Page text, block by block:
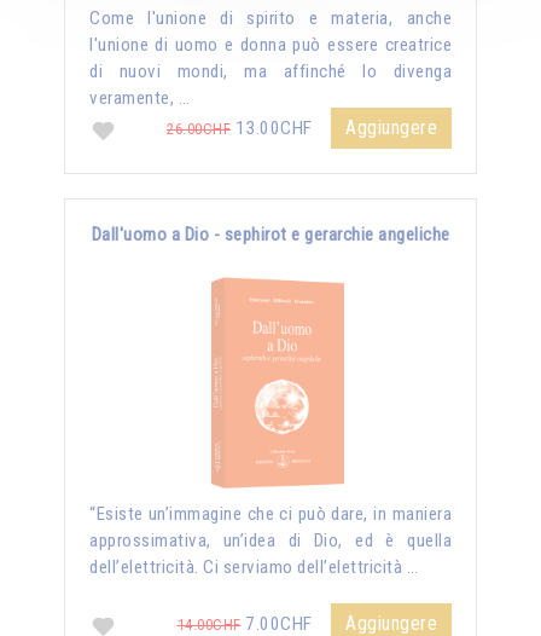
Come l'unione di spirito e materia, anche
l'unione di uomo e donna può essere creatrice
di nuovi mondi, ma affinché lo divenga
veramente, …
26.00CHF 13.00CHF Aggiungere
Dall'uomo a Dio - sephirot e gerarchie angeliche
“Esiste un’immagine che ci può dare, in maniera
approssimativa, un’idea di Dio, ed è quella
dell’elettricità. Ci serviamo dell’elettricità …
14.00CHF7.00CHF Aggiungere